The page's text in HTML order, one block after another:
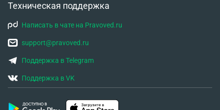
Техническая поддержка
Написать в чате на Pravoved.ru
support@pravoved.ru
Поддержка в Telegram
Поддержка в VK